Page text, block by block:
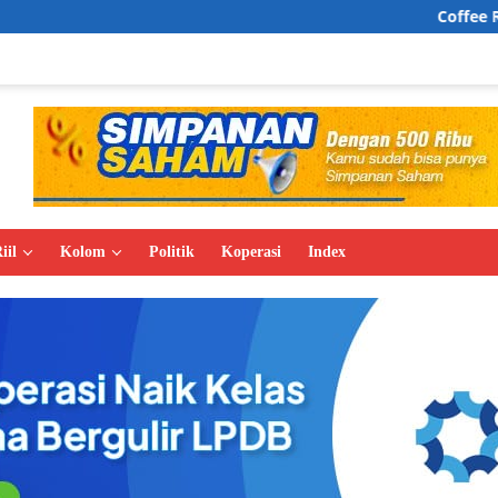
Coffee Rave, Wajah
Kolom Politik Koperasi Index